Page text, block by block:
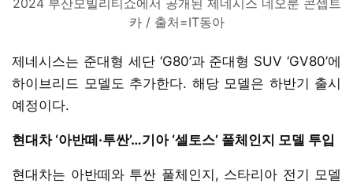
카 / 출처=IT동아
제네시스는 준대형 세단 ‘G80’과 준대형 SUV ‘GV80’에
하이브리드 모델도 추가한다. 해당 모델은 하반기 출시
예정이다.
현대차 ‘아반떼·투싼’…기아 ‘셀토스’ 풀체인지 모델 투입
현대차는 아반떼와 투싼 풀체인지, 스타리아 전기 모델